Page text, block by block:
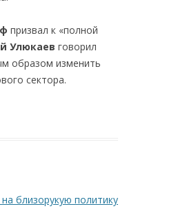
призвал к «полной
Улюкаев говорил
образом изменить
сектора.
близорукую политику